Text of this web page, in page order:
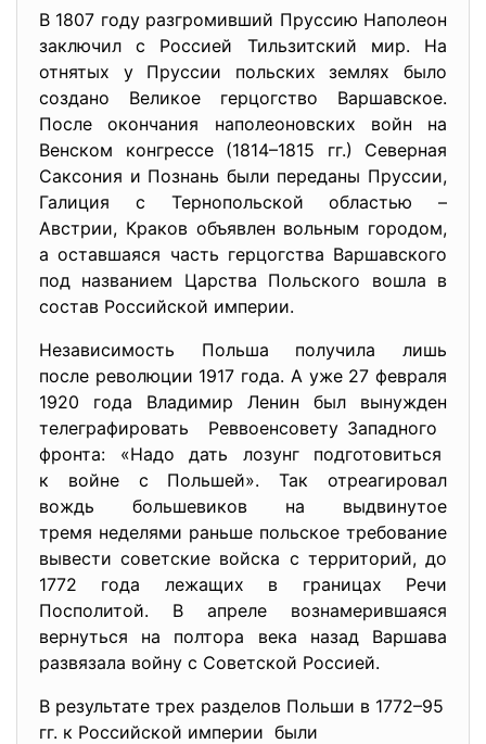
В 1807 году разгромивший Пруссию Наполеон
заключил с Россией Тильзитский мир. На
отнятых у Пруссии польских землях было
создано Великое герцогство Варшавское.
После окончания наполеоновских войн на
Венском конгрессе (1814–1815 гг.) Северная
Саксония и Познань были переданы Пруссии,
Галиция с Тернопольской областью –
Австрии, Краков объявлен вольным городом,
а оставшаяся часть герцогства Варшавского
под названием Царства Польского вошла в
состав Российской империи.
Независимость Польша получила лишь
после революции 1917 года. А уже 27 февраля
1920 года Владимир Ленин был вынужден
телеграфировать Реввоенсовету Западного
фронта: «Надо дать лозунг подготовиться
к войне с Польшей». Так отреагировал
вождь большевиков на выдвинутое
тремя неделями раньше польское требование
вывести советские войска с территорий, до
1772 года лежащих в границах Речи
Посполитой. В апреле вознамерившаяся
вернуться на полтора века назад Варшава
развязала войну с Советской Россией.
В результате трех разделов Польши в 1772–95
гг. к Российской империи были